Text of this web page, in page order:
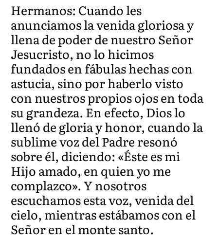
Hermanos: Cuando les
anunciamos la venida gloriosa y
llena de poder de nuestro Señor
Jesucristo, no lo hicimos
fundados en fábulas hechas con
astucia, sino por haberlo visto
con nuestros propios ojos en toda
su grandeza. En efecto, Dios lo
llenó de gloria y honor, cuando la
sublime voz del Padre resonó
sobre él, diciendo: «Éste es mi
Hijo amado, en quien yo me
complazco». Y nosotros
escuchamos esta voz, venida del
cielo, mientras estábamos con el
Señor en el monte santo.